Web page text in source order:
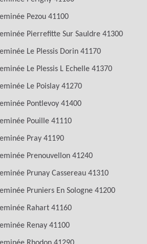
Pezou 41100
Pierrefitte Sur Sauldre 41300
Le Plessis Dorin 41170
Le Plessis L Echelle 41370
Le Poislay 41270
Pontlevoy 41400
Pouille 41110
Pray 41190
Prenouvellon 41240
Prunay Cassereau 41310
Pruniers En Sologne 41200
Rahart 41160
Renay 41100